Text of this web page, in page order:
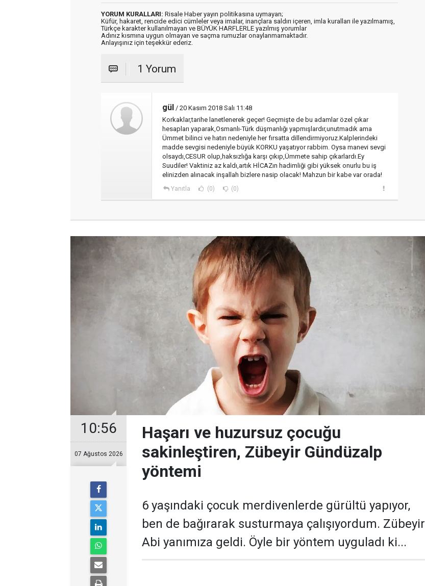
YORUM KURALLARI: Risale Haber yayın politikasına uymayan;
Küfür, hakaret, rencide edici cümleler veya imalar, inançlara saldırı içeren, imla kuralları ile yazılmamış,
Türkçe karakter kullanılmayan ve BÜYÜK HARFLERLE yazılmış yorumlar
Adınız kısmına uygun olmayan ve saçma rumuzlar onaylanmamaktadır.
Anlayışınız için teşekkür ederiz.
1 Yorum
gül / 20 Kasım 2018 Salı 11:48
Korkaklar,tarihe lanetlenerek geçer! Geçmişte de bu adamlar özel çıkar
hesapları yaparak,Osmanlı-Türk düşmanlığı yapmışlardır,unutmadık ama
Ümmet bilinci ve hatırı nedeniyle her fırsatta dillendirmiyoruz.Kalplerindeki
madde sevgisi nedeniyle büyük KORKU yaşatıyor rabbim. Oysa manevi sevgi
olsaydı,CESUR olup,haksızlığa karşı çıkıp,Ümmete sahip çıkarlardı.Ey
Suudiler! Vaktiniz az kaldı,artık HİCAZın hadimliği gibi yüksek onurlu bu iş
elinizden alınacak inşallah bizlere nasip olacak! Mahzun bir kabe var orada!
Yanıtla (0) (0)
10:56
07 Ağustos 2026
Haşarı ve huzursuz çocuğu
sakinleştiren, Zübeyir Gündüzalp
yöntemi
6 yaşındaki çocuk merdivenlerde gürültü yapıyor,
ben de bağırarak susturmaya çalışıyordum. Zübeyir
Abi yanımıza geldi. Öyle bir yöntem uyguladı ki...